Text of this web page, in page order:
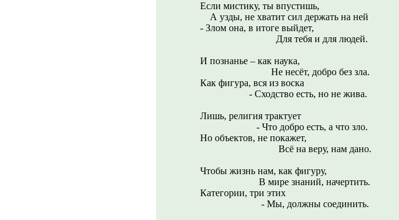
Если мистику, ты впустишь,
А узды, не хватит сил держать на ней
- Злом она, в итоге выйдет,
Для тебя и для людей.
И познанье – как наука,
Не несёт, добро без зла.
Как фигура, вся из воска
- Сходство есть, но не жива.
Лишь, религия трактует
- Что добро есть, а что зло.
Но объектов, не покажет,
Всё на веру, нам дано.
Чтобы жизнь нам, как фигуру,
В мире знаний, начертить.
Категории, три этих
- Мы, должны соединить.